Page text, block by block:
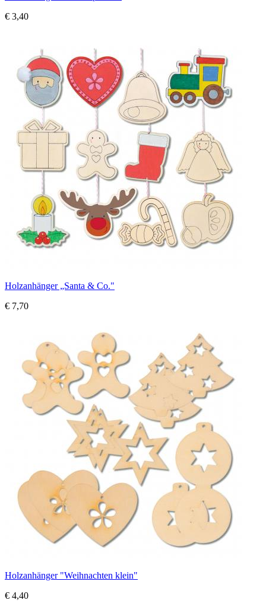
€ 3,40
Holzanhänger „Santa & Co."
€ 7,70
Holzanhänger "Weihnachten klein"
€ 4,40